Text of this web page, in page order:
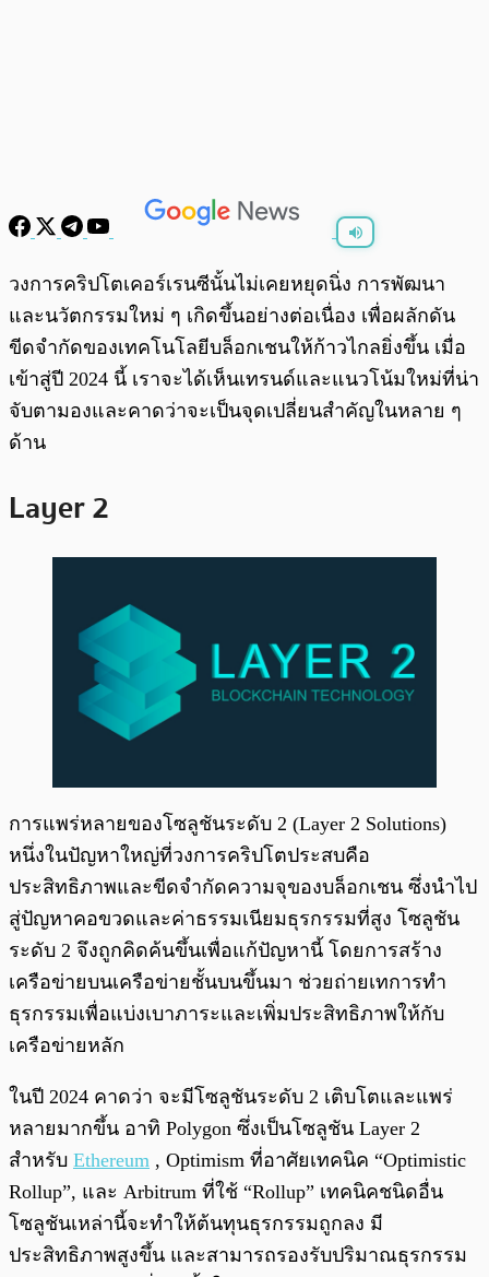
พร้อมเล่น /
วงการคริปโตเคอร์เรนซีนั้นไม่เคยหยุดนิ่ง การพัฒนา
และนวัตกรรมใหม่ ๆ เกิดขึ้นอย่างต่อเนื่อง เพื่อผลักดัน
ขีดจำกัดของเทคโนโลยีบล็อกเชนให้ก้าวไกลยิ่งขึ้น เมื่อ
เข้าสู่ปี 2024 นี้ เราจะได้เห็นเทรนด์และแนวโน้มใหม่ที่น่า
จับตามองและคาดว่าจะเป็นจุดเปลี่ยนสำคัญในหลาย ๆ
ด้าน
Layer 2
การแพร่หลายของโซลูชันระดับ 2 (Layer 2 Solutions)
หนึ่งในปัญหาใหญ่ที่วงการคริปโตประสบคือ
ประสิทธิภาพและขีดจำกัดความจุของบล็อกเชน ซึ่งนำไป
สู่ปัญหาคอขวดและค่าธรรมเนียมธุรกรรมที่สูง โซลูชัน
ระดับ 2 จึงถูกคิดค้นขึ้นเพื่อแก้ปัญหานี้ โดยการสร้าง
เครือข่ายบนเครือข่ายชั้นบนขึ้นมา ช่วยถ่ายเทการทำ
ธุรกรรมเพื่อแบ่งเบาภาระและเพิ่มประสิทธิภาพให้กับ
เครือข่ายหลัก
ในปี 2024 คาดว่า จะมีโซลูชันระดับ 2 เติบโตและแพร่
หลายมากขึ้น อาทิ Polygon ซึ่งเป็นโซลูชัน Layer 2
สำหรับ Ethereum , Optimism ที่อาศัยเทคนิค “Optimistic
Rollup”, และ Arbitrum ที่ใช้ “Rollup” เทคนิคชนิดอื่น
โซลูชันเหล่านี้จะทำให้ต้นทุนธุรกรรมถูกลง มี
ประสิทธิภาพสูงขึ้น และสามารถรองรับปริมาณธุรกรรม